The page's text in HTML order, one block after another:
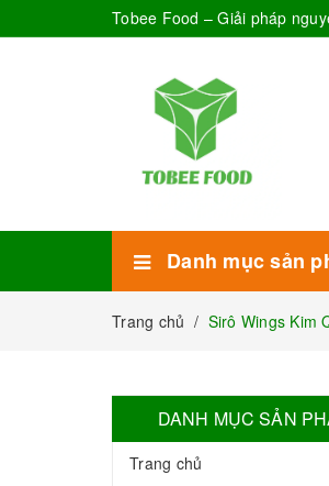
Tobee Food – Giải pháp
Danh mục sản
Trang chủ / Sirô Wings Kim
DANH MỤC SẢN
Trang chủ